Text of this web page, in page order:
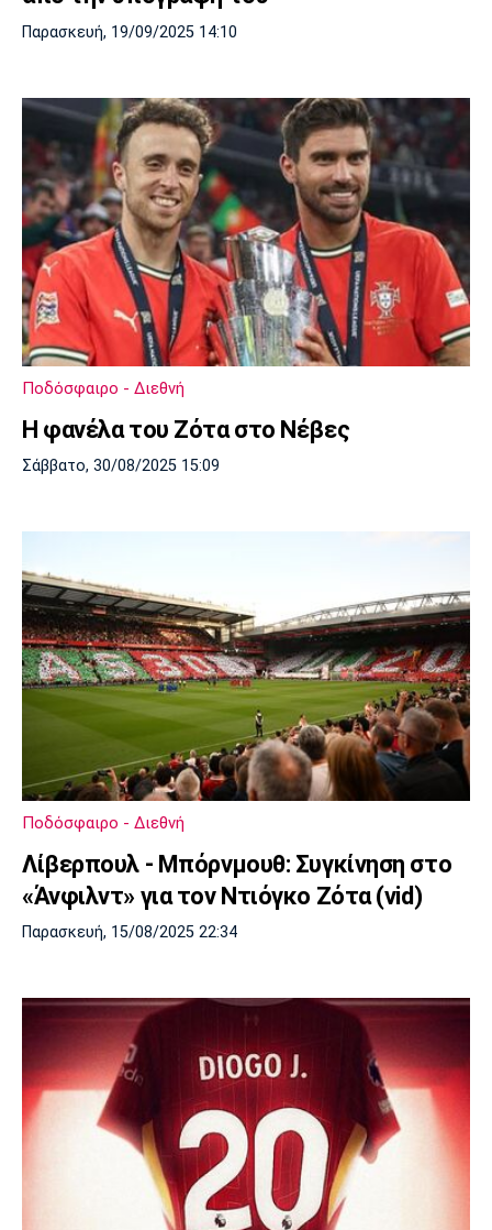
Παρασκευή, 19/09/2025 14:10
Ποδόσφαιρο - Διεθνή
Η φανέλα του Ζότα στο Νέβες
Σάββατο, 30/08/2025 15:09
Ποδόσφαιρο - Διεθνή
Λίβερπουλ - Μπόρνμουθ: Συγκίνηση στο
«Άνφιλντ» για τον Ντιόγκο Ζότα (vid)
Παρασκευή, 15/08/2025 22:34